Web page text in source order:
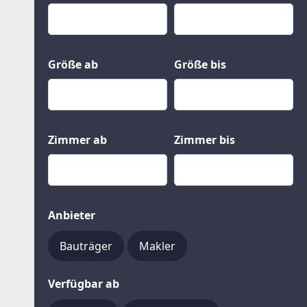
Grund und Boden
Kauf
Größe ab Größe bis
Zimmer ab Zimmer bis
Anbieter
Bauträger Makler
Verfügbar ab